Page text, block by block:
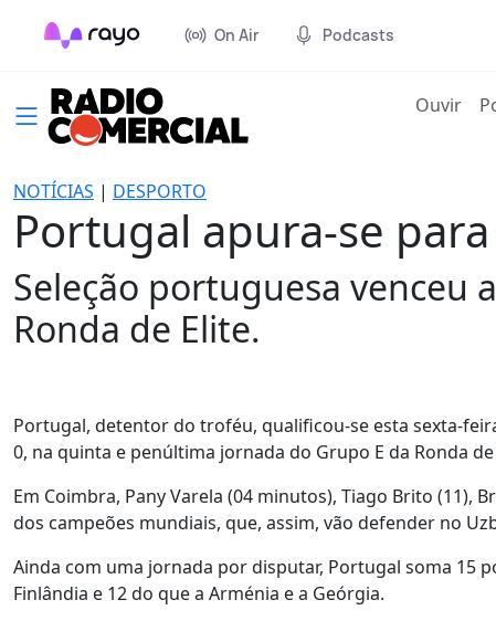
On Air Podcasts
Ouvir
NOTÍCIAS | DESPORTO
Portugal apura-se
Seleção portuguesa venceu
Ronda de Elite.
Portugal, detentor do troféu, qualificou-se esta sexta-
0, na quinta e penúltima jornada do Grupo E da Ronda de
Em Coimbra, Pany Varela (04 minutos), Tiago Brito (11),
dos campeões mundiais, que, assim, vão defender no
Ainda com uma jornada por disputar, Portugal soma 15
Finlândia e 12 do que a Arménia e a Geórgia.